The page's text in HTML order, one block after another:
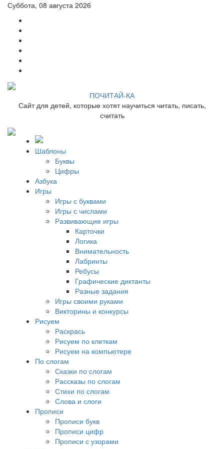
Суббота, 08 августа 2026
ПОЧИТАЙ-КА
Сайт для детей, которые хотят научиться читать, писать,
считать
Шаблоны
Буквы
Цифры
Азбука
Игры
Игры с буквами
Игры с числами
Развивающие игры
Карточки
Логика
Внимательность
Лабринты
Ребусы
Графические диктанты
Разные задания
Игры своими руками
Викторины и конкурсы
Рисуем
Раскрась
Рисуем по клеткам
Рисуем на компьютере
По слогам
Сказки по слогам
Рассказы по слогам
Стихи по слогам
Слова и слоги
Прописи
Прописи букв
Прописи цифр
Прописи с узорами